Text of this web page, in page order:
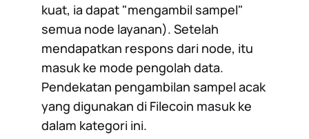
kuat, ia dapat "mengambil sampel"
semua node layanan). Setelah
mendapatkan respons dari node, itu
masuk ke mode pengolah data.
Pendekatan pengambilan sampel acak
yang digunakan di Filecoin masuk ke
dalam kategori ini.